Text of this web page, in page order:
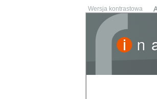
Wersja kontrastowa